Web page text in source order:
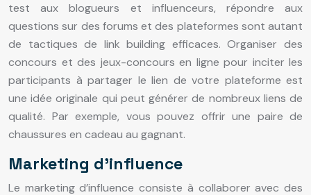
test aux blogueurs et influenceurs, répondre aux
questions sur des forums et des plateformes sont autant
de tactiques de link building efficaces. Organiser des
concours et des jeux-concours en ligne pour inciter les
participants à partager le lien de votre plateforme est
une idée originale qui peut générer de nombreux liens de
qualité. Par exemple, vous pouvez offrir une paire de
chaussures en cadeau au gagnant.
Marketing d’influence
Le marketing d’influence consiste à collaborer avec des